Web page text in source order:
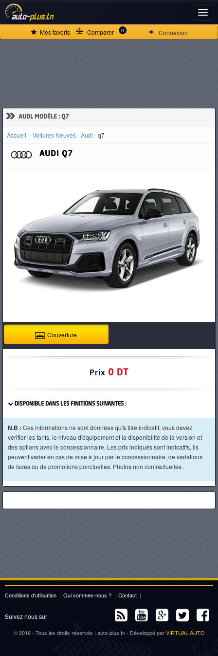
Connexion
Mes favoris Comparer 0
» AUDI, MODÈLE : Q7
Accueil Voitures Neuves Audi q7
AUDI Q7
Couverture
Prix 0 DT
DISPONIBLE DANS LES FINITIONS SUIVANTES :
N.B : Ces informations ne sont données qu'à titre indicatif, vous devez
vérifier les tarifs, le niveau d'équipement et la disponibilité de la version et
des options avec le concessionnaire. Les prix indiqués sont indicatifs, ils
peuvent varier en cas de mise à jour par le concessionnaire, de variations
de taxes ou de promotions ponctuelles. Photos non contractuelles .
Conditions d'utilisation | Qui sommes-nous ? | Contact |
Suivez nous sur
© 2016 - Tous les droits réservés | auto-plus.tn - Développé parVIRTUAL AUTO
ACCUEIL
D'OCCASION
PNEUS